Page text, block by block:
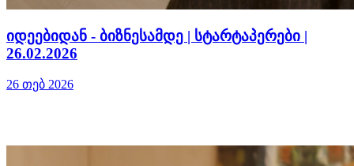
იდეებიდან - ბიზნესამდე | სტარტაპერები |
26.02.2026
26 თებ 2026